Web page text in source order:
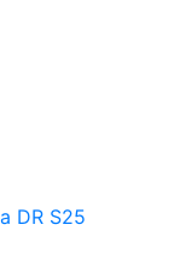
DR S25